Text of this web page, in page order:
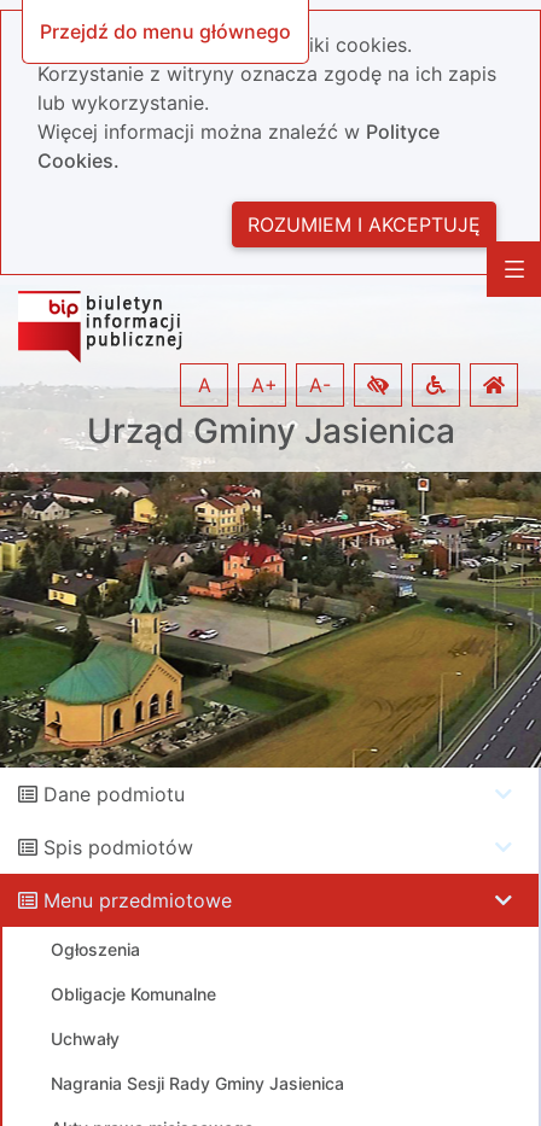
Przejdź do menu głównego
Nasza strona wykorzystuje pliki cookies.
Korzystanie z witryny oznacza zgodę na ich zapis
lub wykorzystanie.
Więcej informacji można znaleźć w Polityce
Cookies.
ROZUMIEM I AKCEPTUJĘ
Urząd Gminy Jasienica
A A+ A-
Dane podmiotu
Spis podmiotów
Menu przedmiotowe
Ogłoszenia
Obligacje Komunalne
Uchwały
Nagrania Sesji Rady Gminy Jasienica